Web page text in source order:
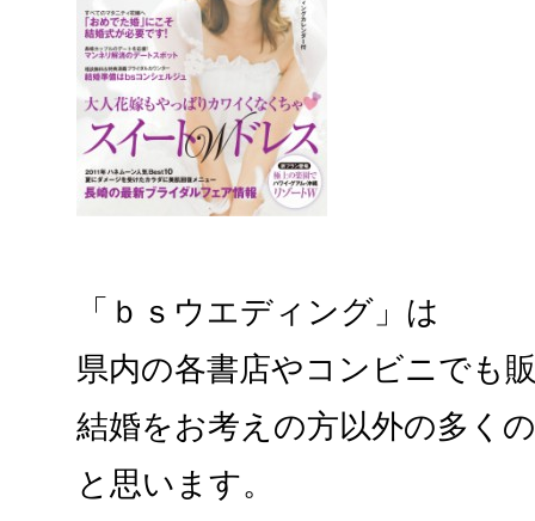
「ｂｓウエディング」は
県内の各書店やコンビニでも
結婚をお考えの方以外の多く
と思います。